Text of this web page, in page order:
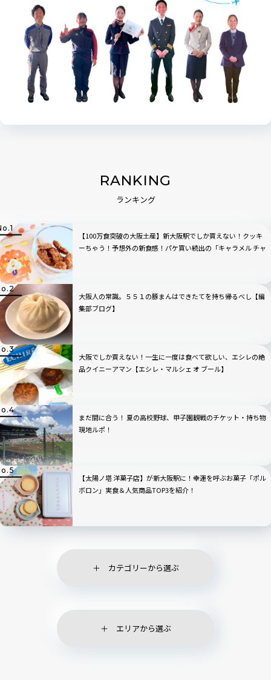
RANKING
ランキング
【100万食突破の大阪土産】新大阪駅でしか買えない！クッキ
ーちゃう！予想外の新食感！パケ買い続出の「キャラメル チャ
大阪人の常識。５５１の豚まんはできたてを持ち帰るべし【編
集部ブログ】
大阪でしか買えない！一生に一度は食べて欲しい、エシレの絶
品クイニーアマン【エシレ・マルシェ オ ブール】
まだ間に合う！ 夏の高校野球、甲子園観戦のチケット・持ち物
現地ルポ！
【太陽ノ塔 洋菓子店】が新大阪駅に！幸運を呼ぶお菓子「ポル
ボロン」実食＆人気商品TOP3を紹介！
カテゴリーから選ぶ
エリアから選ぶ